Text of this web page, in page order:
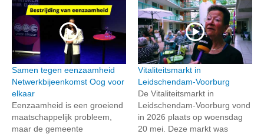
Samen tegen eenzaamheid
Netwerkbijeenkomst Oog voor
elkaar
Eenzaamheid is een groeiend
maatschappelijk probleem,
maar de gemeente
Vitaliteitsmarkt in
Leidschendam-Voorburg
De Vitaliteitsmarkt in
Leidschendam-Voorburg vond
in 2026 plaats op woensdag
20 mei. Deze markt was